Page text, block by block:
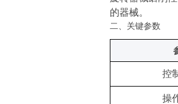
的器械。
二、关键参数
控
操